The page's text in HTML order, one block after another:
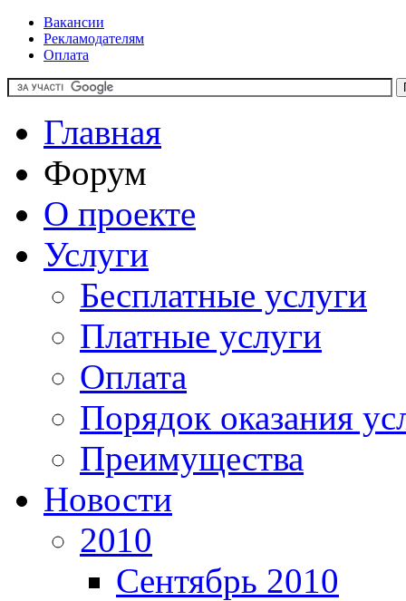
Вакансии
Рекламодателям
Оплата
Главная
Форум
О проекте
Услуги
Бесплатные услуги
Платные услуги
Оплата
Порядок оказания
Преимущества
Новости
2010
Сентябрь 2010